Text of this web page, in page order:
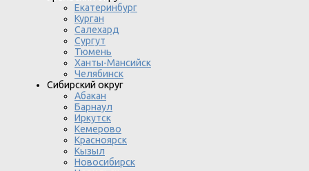
Екатеринбург
Курган
Салехард
Сургут
Тюмень
Ханты-Мансийск
Челябинск
Сибирский округ
Абакан
Барнаул
Иркутск
Кемерово
Красноярск
Кызыл
Новосибирск